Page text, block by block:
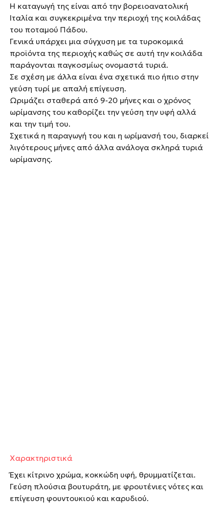
Η καταγωγή της είναι από την βορειοανατολική
Ιταλία και συγκεκριμένα την περιοχή της κοιλάδας
του ποταμού Πάδου.
Γενικά υπάρχει μια σύγχυση με τα τυροκομικά
προϊόντα της περιοχής καθώς σε αυτή την κοιλάδα
παράγονται παγκοσμίως ονομαστά τυριά.
Σε σχέση με άλλα είναι ένα σχετικά πιο ήπιο στην
γεύση τυρί με απαλή επίγευση.
Ωριμάζει σταθερά από 9-20 μήνες και ο χρόνος
ωρίμανσης του καθορίζει την γεύση την υφή αλλά
και την τιμή του.
Σχετικά η παραγωγή του και η ωρίμανσή του, διαρκεί
λιγότερους μήνες από άλλα ανάλογα σκληρά τυριά
ωρίμανσης.
Χαρακτηριστικά
Έχει κίτρινο χρώμα, κοκκώδη υφή, θρυμματίζεται.
Γεύση πλούσια βουτυράτη, με φρουτένιες νότες και
επίγευση φουντουκιού και καρυδιού.